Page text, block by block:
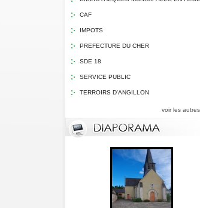
CAF
IMPOTS
PREFECTURE DU CHER
SDE 18
SERVICE PUBLIC
TERROIRS D'ANGILLON
voir les